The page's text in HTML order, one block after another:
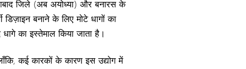
जिले (अब अयोध्या) और बनारस के
डिज़ाइन बनाने के लिए मोटे धागों का
का इस्तेमाल किया जाता है।
कई कारकों के कारण इस उद्योग में